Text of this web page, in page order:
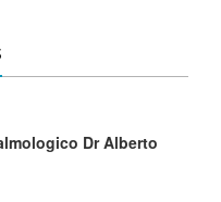
Dr Alberto